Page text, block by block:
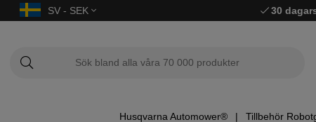
SV - SEK 30
Husqvarna Automower® Tillbehör